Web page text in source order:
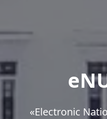
«Еlectronic